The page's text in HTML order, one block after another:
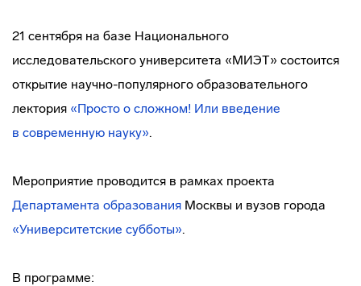
21 сентября на базе Национального
исследовательского университета «МИЭТ» состоится
открытие научно-популярного образовательного
лектория «Просто о сложном! Или введение
в современную науку».
Мероприятие проводится в рамках проекта
Департамента образования Москвы и вузов города
«Университетские субботы».
В программе: